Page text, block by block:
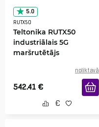
5.0
RUTX50
Teltonika RUTX50
industriālais 5G
maršrutētājs
noliktavā
542.41 €